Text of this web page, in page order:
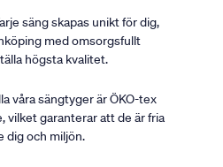
säng skapas unikt för dig,
med omsorgsfullt
högsta kvalitet.
våra sängtyger är ÖKO-tex
vilket garanterar att de är fria
dig och miljön.